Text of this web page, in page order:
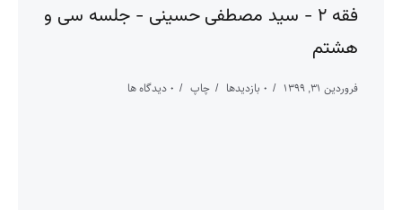
فقه ۲ - سید مصطفی حسینی - جلسه سی و
هشتم
فروردین ۳۱, ۱۳۹۹ ۰ بازدیدها چاپ ۰ دیدگاه ها